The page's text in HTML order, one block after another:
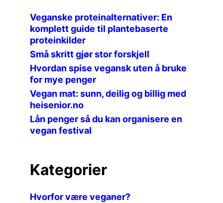
Veganske proteinalternativer: En
komplett guide til plantebaserte
proteinkilder
Små skritt gjør stor forskjell
Hvordan spise vegansk uten å bruke
for mye penger
Vegan mat: sunn, deilig og billig med
heisenior.no
Lån penger så du kan organisere en
vegan festival
Kategorier
Hvorfor være veganer?